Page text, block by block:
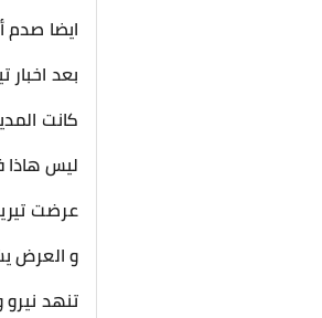
ايضا صدم
بعد
كانت
ليس
عرضت
و العرض
تنهد